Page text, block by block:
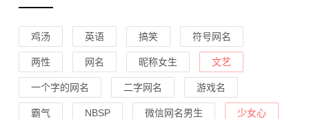
鸡汤 英语 搞笑 符号网名
两性 网名 昵称女生 文艺
一个字的网名 二字网名 游戏名
霸气 NBSP 微信网名男生 少女心